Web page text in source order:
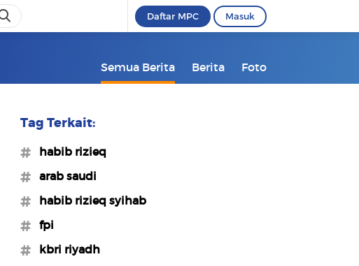
Daftar MPC Masuk
Semua Berita Berita Foto
Tag Terkait:
#habib rizieq
#arab saudi
#habib rizieq syihab
#fpi
#kbri riyadh